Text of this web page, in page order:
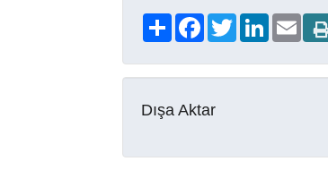
ShareFacebookTwitterLinkedIn
Email
Dışa Aktar